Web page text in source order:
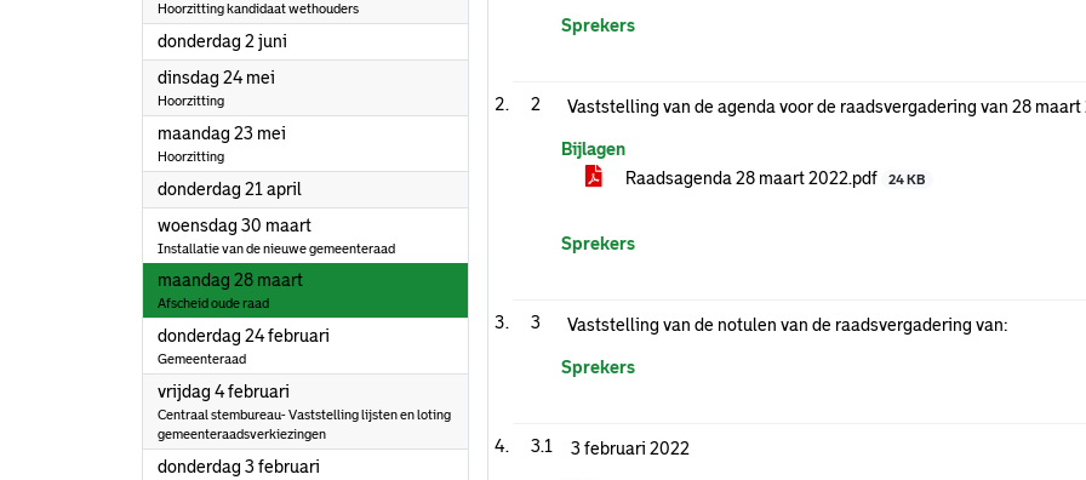
Hoorzitting kandidaat wethouders
donderdag 2 juni
dinsdag 24 mei
Hoorzitting
maandag 23 mei
Hoorzitting
donderdag 21 april
woensdag 30 maart2022
Installatie van de nieuwe gemeenteraad
maandag 28 maart2022
Afscheid oude raad
donderdag 24 februari
Gemeenteraad
vrijdag 4 februari
Centraal stembureau- Vaststelling lijsten en loting
gemeenteraadsverkiezingen
donderdag 3 februari
Sprekers
2 Vaststelling van de agenda voor de raadsvergadering van 28 maart
Bijlagen
Raadsagenda 28 maart 2022.pdf
24 KB
Sprekers
3 Vaststelling van de notulen van de raadsvergadering van:
Sprekers
3.1 3 februari 2022